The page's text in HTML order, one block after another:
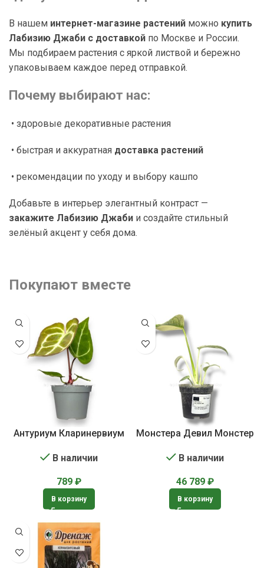
В нашем интернет-магазине растений можно купить
Лабизию Джаби с доставкой по Москве и России.
Мы подбираем растения с яркой листвой и бережно
упаковываем каждое перед отправкой.
Почему выбирают нас:
• здоровые декоративные растения
• быстрая и аккуратная доставка растений
• рекомендации по уходу и выбору кашпо
Добавьте в интерьер элегантный контраст —
закажите Лабизию Джаби и создайте стильный
зелёный акцент у себя дома.
Покупают вместе
Антуриум Кларинервиум
В наличии
789 ₽
В корзину
Монстера Девил Монстер
В наличии
46 789 ₽
В корзину